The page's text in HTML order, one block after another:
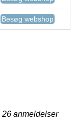
Besøg webshop
26 anmeldelser